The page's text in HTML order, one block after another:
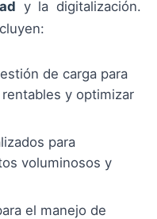
y la digitalización.
de carga para
y optimizar
para
voluminosos y
el manejo de